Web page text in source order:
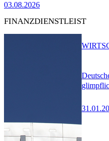
03.08.2026
FINANZDIENSTLEIST